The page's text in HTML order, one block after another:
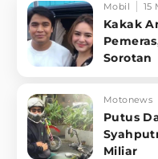
Mobil 15
Kakak
Sorotan
Motonews
Putus
Miliar